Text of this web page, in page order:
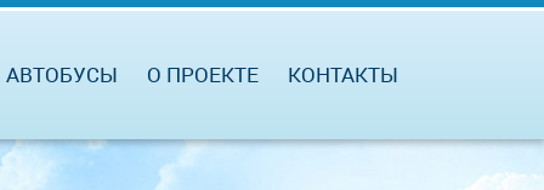
АВТОБУСЫ О ПРОЕКТЕ КОНТАКТЫ